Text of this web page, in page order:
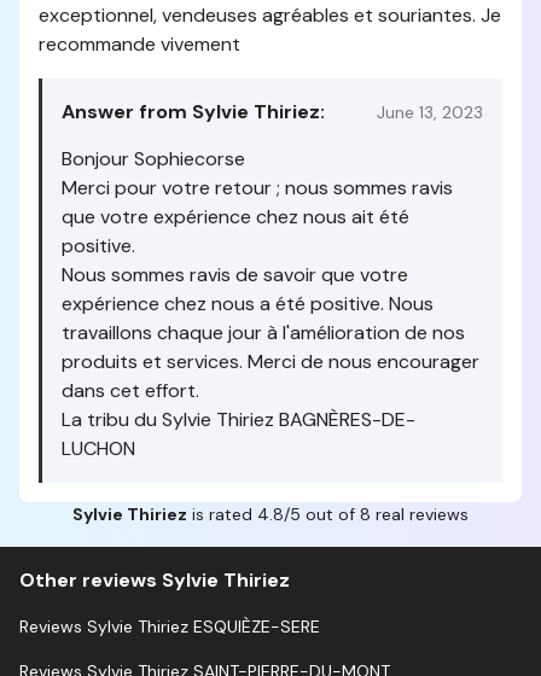
exceptionnel, vendeuses agréables et souriantes. Je
recommande vivement
Answer from Sylvie Thiriez: June 13, 2023
Bonjour Sophiecorse
Merci pour votre retour ; nous sommes ravis
que votre expérience chez nous ait été
positive.
Nous sommes ravis de savoir que votre
expérience chez nous a été positive. Nous
travaillons chaque jour à l'amélioration de nos
produits et services. Merci de nous encourager
dans cet effort.
La tribu du Sylvie Thiriez BAGNÈRES-DE-
LUCHON
Sylvie Thiriez is rated 4.8/5 out of 8 real reviews
Other reviews Sylvie Thiriez
Reviews Sylvie Thiriez ESQUIÈZE-SERE
Reviews Sylvie Thiriez SAINT-PIERRE-DU-MONT